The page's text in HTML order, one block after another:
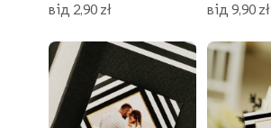
від 2,90 zł
від 9,90 zł